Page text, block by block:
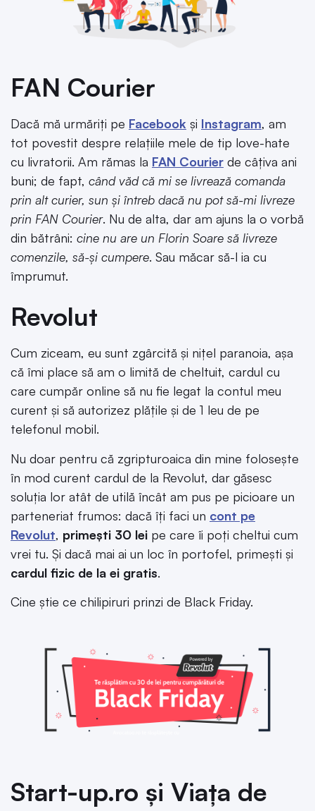
FAN Courier
Dacă mă urmăriți pe Facebook și Instagram, am
tot povestit despre relațiile mele de tip love-hate
cu livratorii. Am rămas la FAN Courier de câțiva ani
buni; de fapt, când văd că mi se livrează comanda
prin alt curier, sun și întreb dacă nu pot să-mi livreze
prin FAN Courier. Nu de alta, dar am ajuns la o vorbă
din bătrâni: cine nu are un Florin Soare să livreze
comenzile, să-și cumpere. Sau măcar să-l ia cu
împrumut.
Revolut
Cum ziceam, eu sunt zgârcită și nițel paranoia, așa
că îmi place să am o limită de cheltuit, cardul cu
care cumpăr online să nu fie legat la contul meu
curent și să autorizez plățile și de 1 leu de pe
telefonul mobil.
Nu doar pentru că zgripturoaica din mine folosește
în mod curent cardul de la Revolut, dar găsesc
soluția lor atât de utilă încât am pus pe picioare un
parteneriat frumos: dacă îți faci un cont pe
Revolut, primești 30 lei pe care îi poți cheltui cum
vrei tu. Și dacă mai ai un loc în portofel, primești și
cardul fizic de la ei gratis.
Cine știe ce chilipiruri prinzi de Black Friday.
Start-up.ro și Viața de